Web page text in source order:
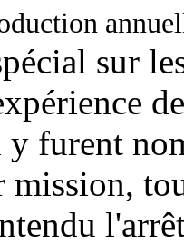
sur
y furent